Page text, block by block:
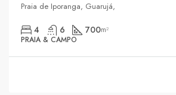
Praia de Iporanga, Guarujá,
4 6 700m²
PRAIA & CAMPO